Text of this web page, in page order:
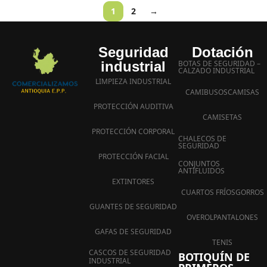
1 2 →
Seguridad
industrial
LIMPIEZA INDUSTRIAL
PROTECCIÓN AUDITIVA
PROTECCIÓN CORPORAL
PROTECCIÓN FACIAL
EXTINTORES
GUANTES DE SEGURIDAD
GAFAS DE SEGURIDAD
CASCOS DE SEGURIDAD
INDUSTRIAL
Dotación
BOTAS DE SEGURIDAD –
CALZADO INDUSTRIAL
CAMIBUSOSCAMISAS
CAMISETAS
CHALECOS DE
SEGURIDAD
CONJUNTOS
ANTIFLUIDOS
CUARTOS FRÍOSGORROS
OVEROLPANTALONES
TENIS
BOTIQUÍN DE